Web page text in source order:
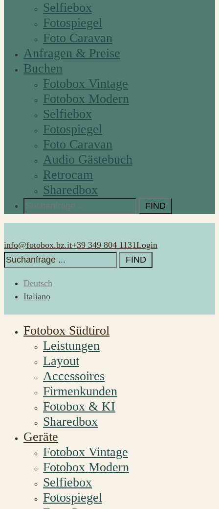
Selfiebox
Fotospiegel
Foto Caravan
Anfragen & Preise
Buchen
Fotobox Vintage
Fotobox Modern
Selfiebox
Fotospiegel
Foto Caravan
Audio Gästebuch
Retrocam
Sharedbox
Search
for:
info@fotobox.bz.it+39 349 804 1131Login
Search
for:
Deutsch
Italiano
Fotobox Südtirol
Leistungen
Layout
Accessoires
Firmenkunden
Fotobox & KI
Sharedbox
Geräte
Fotobox Vintage
Fotobox Modern
Selfiebox
Fotospiegel